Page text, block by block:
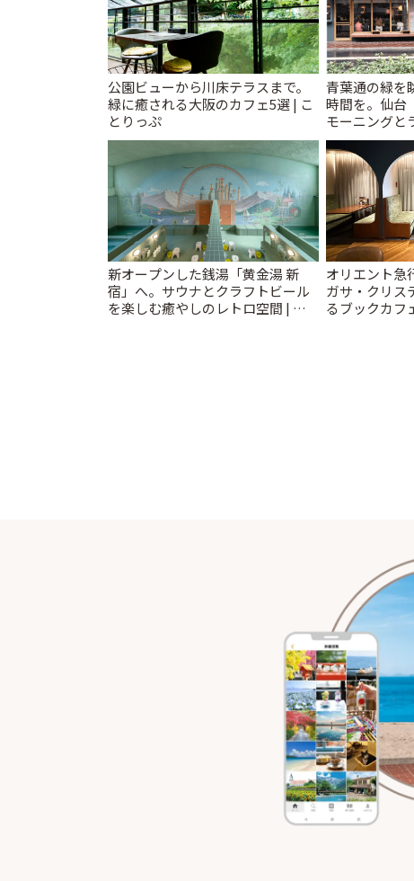
公園ビューから川床テラスまで。
緑に癒される大阪のカフェ5選 | こ
とりっぷ
青葉通の緑を
時間を。仙台
モーニングと
新オープンした銭湯「黄金湯 新
宿」へ。サウナとクラフトビール
を楽しむ癒やしのレトロ空間 | こ
オリエント急
ガサ・クリス
るブックカフ